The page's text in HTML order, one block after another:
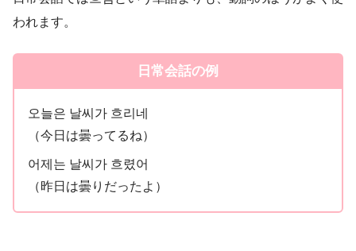
われます。
日常会話の例
오늘은 날씨가 흐리네
（今日は曇ってるね）
어제는 날씨가 흐렸어
（昨日は曇りだったよ）